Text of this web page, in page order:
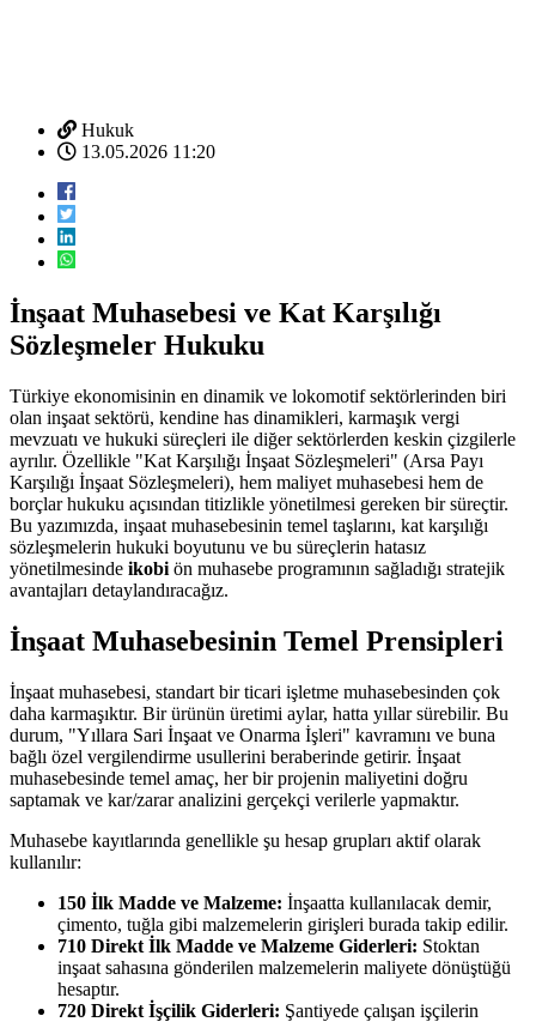
Hukuk
13.05.2026 11:20
İnşaat Muhasebesi ve Kat Karşılığı
Sözleşmeler Hukuku
Türkiye ekonomisinin en dinamik ve lokomotif sektörlerinden biri
olan inşaat sektörü, kendine has dinamikleri, karmaşık vergi
mevzuatı ve hukuki süreçleri ile diğer sektörlerden keskin çizgilerle
ayrılır. Özellikle "Kat Karşılığı İnşaat Sözleşmeleri" (Arsa Payı
Karşılığı İnşaat Sözleşmeleri), hem maliyet muhasebesi hem de
borçlar hukuku açısından titizlikle yönetilmesi gereken bir süreçtir.
Bu yazımızda, inşaat muhasebesinin temel taşlarını, kat karşılığı
sözleşmelerin hukuki boyutunu ve bu süreçlerin hatasız
yönetilmesinde ikobi ön muhasebe programının sağladığı stratejik
avantajları detaylandıracağız.
İnşaat Muhasebesinin Temel Prensipleri
İnşaat muhasebesi, standart bir ticari işletme muhasebesinden çok
daha karmaşıktır. Bir ürünün üretimi aylar, hatta yıllar sürebilir. Bu
durum, "Yıllara Sari İnşaat ve Onarma İşleri" kavramını ve buna
bağlı özel vergilendirme usullerini beraberinde getirir. İnşaat
muhasebesinde temel amaç, her bir projenin maliyetini doğru
saptamak ve kar/zarar analizini gerçekçi verilerle yapmaktır.
Muhasebe kayıtlarında genellikle şu hesap grupları aktif olarak
kullanılır:
150 İlk Madde ve Malzeme: İnşaatta kullanılacak demir,
çimento, tuğla gibi malzemelerin girişleri burada takip edilir.
710 Direkt İlk Madde ve Malzeme Giderleri: Stoktan
inşaat sahasına gönderilen malzemelerin maliyete dönüştüğü
hesaptır.
720 Direkt İşçilik Giderleri: Şantiyede çalışan işçilerin